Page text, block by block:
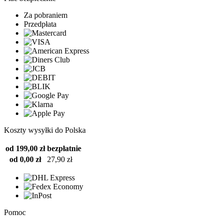
Za pobraniem
Przedpłata
Koszty wysyłki do Polska
od 199,00 zł bezpłatnie
od 0,00 zł
27,90 zł
Pomoc